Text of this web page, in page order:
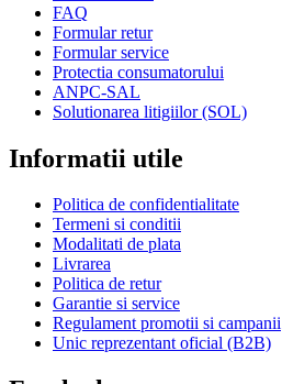
FAQ
Formular retur
Formular service
Protectia consumatorului
ANPC-SAL
Solutionarea litigiilor (SOL)
Informatii utile
Politica de confidentialitate
Termeni si conditii
Modalitati de plata
Livrarea
Politica de retur
Garantie si service
Regulament promotii si campanii
Unic reprezentant oficial (B2B)